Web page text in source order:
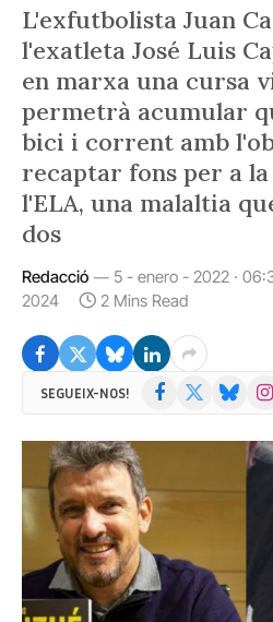
L'exfutbolista Juan
l'exatleta José Luis
en marxa una cursa
permetrà acumular
bici i corrent amb
recaptar fons per a
l'ELA, una malaltia
dos
Redacció 5 - enero - 2022 ·
2024
2 Mins Read
SEGUEIX-NOS! Facebook Bluesky